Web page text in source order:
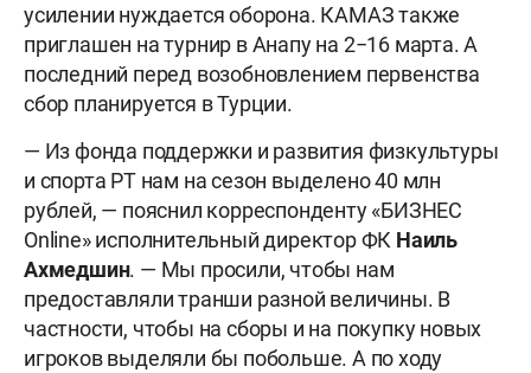
усилении нуждается оборона. КАМАЗ также
приглашен на турнир в Анапу на 2−16 марта. А
последний перед возобновлением первенства
сбор планируется в Турции.
— Из фонда поддержки и развития физкультуры
и спорта РТ нам на сезон выделено 40 млн
рублей, — пояснил корреспонденту «БИЗНЕС
Online» исполнительный директор ФК Наиль
Ахмедшин. — Мы просили, чтобы нам
предоставляли транши разной величины. В
частности, чтобы на сборы и на покупку новых
игроков выделяли бы побольше. А по ходу